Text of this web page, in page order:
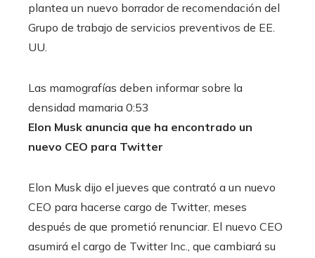
plantea un nuevo borrador de recomendación del
Grupo de trabajo de servicios preventivos de EE.
UU.
Las mamografías deben informar sobre la
densidad mamaria 0:53
Elon Musk anuncia que ha encontrado un
nuevo CEO para Twitter
Elon Musk dijo el jueves que contrató a un nuevo
CEO para hacerse cargo de Twitter, meses
después de que prometió renunciar. El nuevo CEO
asumirá el cargo de Twitter Inc., que cambiará su